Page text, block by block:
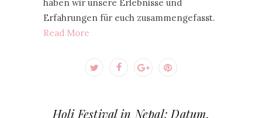
haben wir unsere Erlebnisse und
Erfahrungen für euch zusammengefasst.
Read More
Holi Festival in Nepal: Datum,